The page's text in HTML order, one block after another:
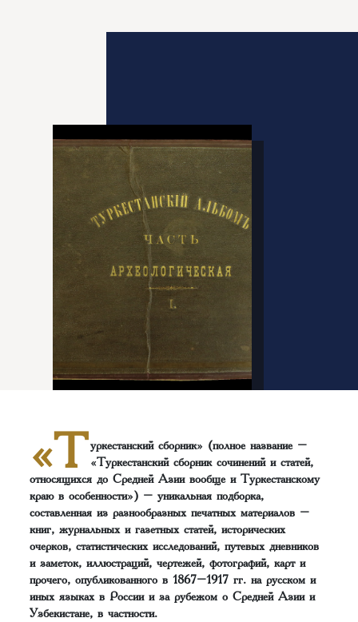
«Т уркестанский сборник» (полное название –
«Туркестанский сборник сочинений и статей,
относящихся до Средней Азии вообще и Туркестанскому
краю в особенности») – уникальная подборка,
составленная из разнообразных печатных материалов –
книг, журнальных и газетных статей, исторических
очерков, статистических исследований, путевых дневников
и заметок, иллюстраций, чертежей, фотографий, карт и
прочего, опубликованного в 1867–1917 гг. на русском и
иных языках в России и за рубежом о Средней Азии и
Узбекистане, в частности.